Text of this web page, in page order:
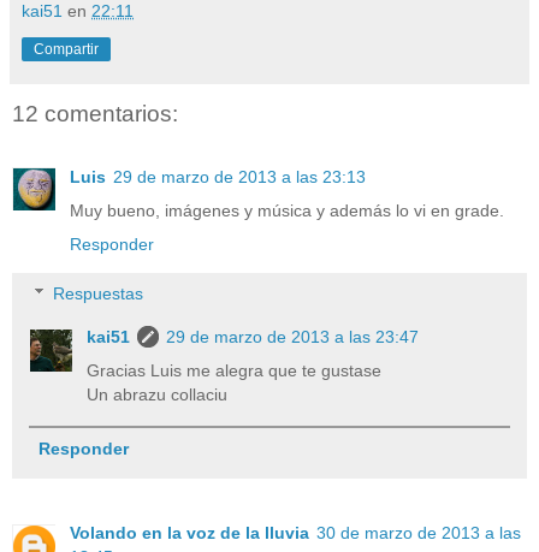
kai51 en 22:11
Compartir
12 comentarios:
Luis 29 de marzo de 2013 a las 23:13
Muy bueno, imágenes y música y además lo vi en grade.
Responder
Respuestas
kai51
29 de marzo de 2013 a las 23:47
Gracias Luis me alegra que te gustase
Un abrazu collaciu
Responder
Volando en la voz de la lluvia 30 de marzo de 2013 a las